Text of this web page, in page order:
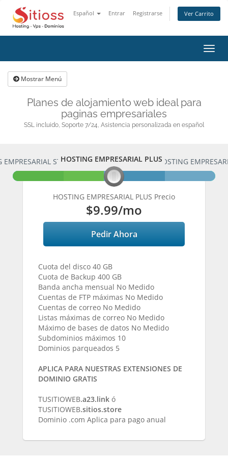
Español Entrar Registrarse Ver Carrito
Mostrar Menú
Planes de alojamiento web ideal para
paginas empresariales
SSL incluido, Soporte 7/24, Asistencia personalizada en español
HOSTING EMPRESARIAL PLUS
EMPRESARIAL STARTER HOSTING
HOSTING EMPRESARIAL PLUS Precio
$9.99/mo
Pedir Ahora
Cuota del disco 40 GB
Cuota de Backup 400 GB
Banda ancha mensual No Medido
Cuentas de FTP máximas No Medido
Cuentas de correo No Medido
Listas máximas de correo No Medido
Máximo de bases de datos No Medido
Subdominios máximos 10
Dominios parqueados 5
APLICA PARA NUESTRAS EXTENSIONES DE
DOMINIO GRATIS
TUSITIOWEB.a23.link ó
TUSITIOWEB.sitios.store
Dominio .com Aplica para pago anual